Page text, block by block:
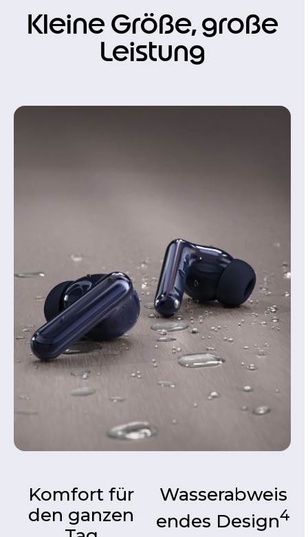
Kleine Größe, große
Leistung
Komfort für
den ganzen
Tag
Wasserabweis
endes Design
4